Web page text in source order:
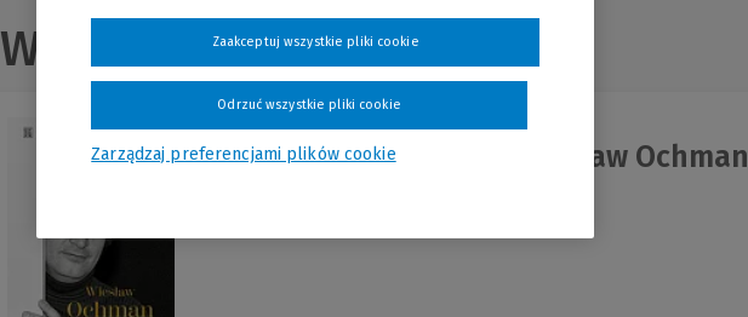
Wszystkie produkty
-5 % Artysta życia. Wiesław Ochman
Zarządzaj preferencjami plików cookie
Odrzuć wszystkie pliki cookie
Zaakceptuj wszystkie pliki cookie